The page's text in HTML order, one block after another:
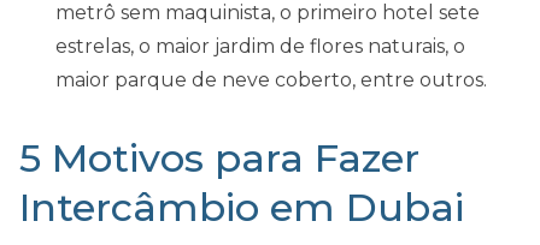
metrô sem maquinista, o primeiro hotel sete
estrelas, o maior jardim de flores naturais, o
maior parque de neve coberto, entre outros.
5 Motivos para Fazer
Intercâmbio em Dubai